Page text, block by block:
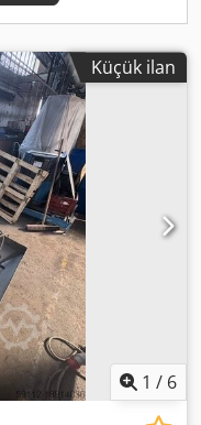
Küçük ilan
1 / 6